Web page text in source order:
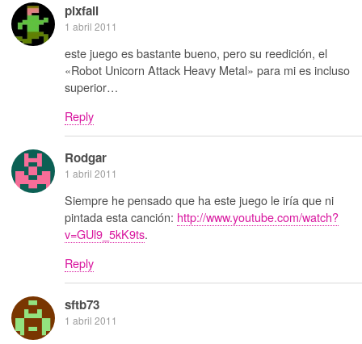
pixfall
1 abril 2011
este juego es bastante bueno, pero su reedición, el
«Robot Unicorn Attack Heavy Metal» para mi es incluso
superior…
Reply
Rodgar
1 abril 2011
Siempre he pensado que ha este juego le iría que ni
pintada esta canción: http://www.youtube.com/watch?
v=GUl9_5kK9ts.
Reply
sftb73
1 abril 2011